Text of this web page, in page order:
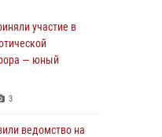
участие в
— юный
3
ведомство на